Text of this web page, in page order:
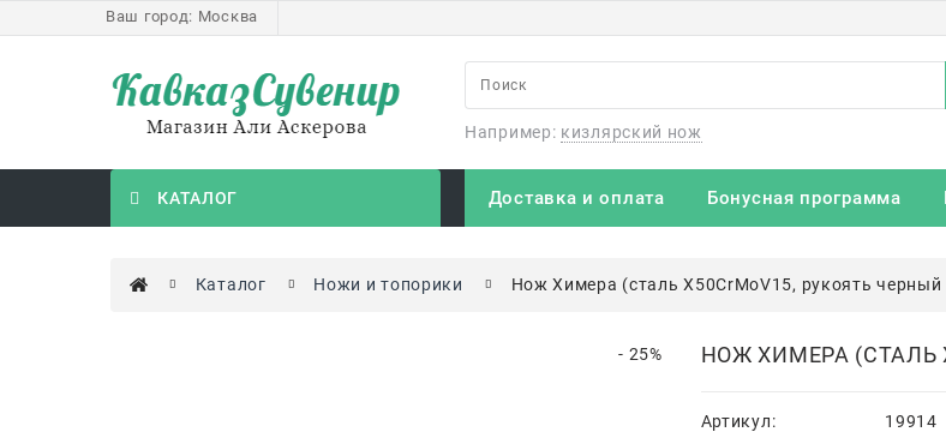
Ваш город: Москва
Например: кизлярский нож
КАТАЛОГ Доставка и оплата Бонусная программа
Каталог Ножи и топорики Нож Химера (сталь Х50CrMoV15, рукоять черный
- 25% НОЖ ХИМЕРА (СТАЛЬ
Артикул: 19914